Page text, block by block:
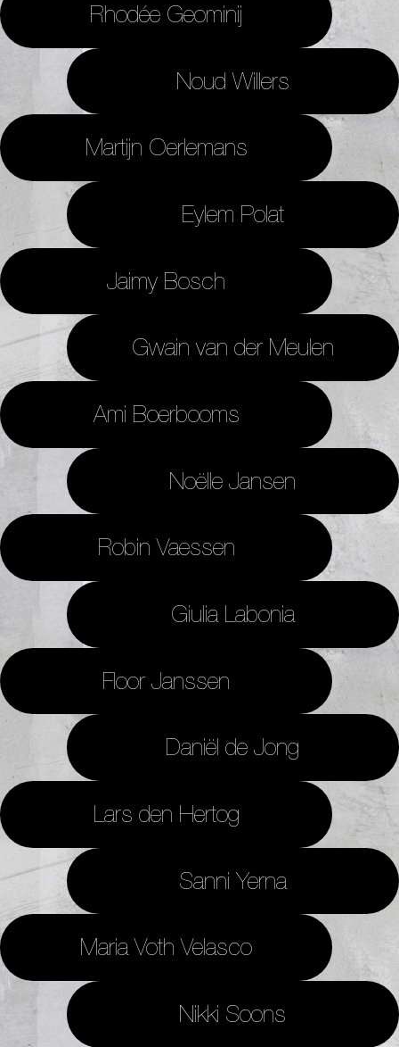
Rhodée Geominij
Noud Willers
Martijn Oerlemans
Eylem Polat
Jaimy Bosch
Gwain van der Meulen
Ami Boerbooms
Noëlle Jansen
Robin Vaessen
Giulia Labonia
Floor Janssen
Daniël de Jong
Lars den Hertog
Sanni Yerna
Maria Voth Velasco
Nikki Soons